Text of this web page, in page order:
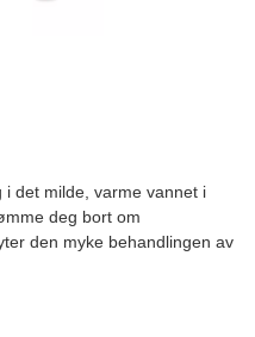
i det milde, varme vannet i
deg bort om
den myke behandlingen av